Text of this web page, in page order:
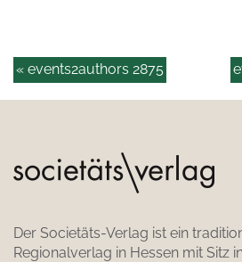
« events2authors 2875
Der Societäts-Verlag ist ein
Regionalverlag in Hessen mit Sitz